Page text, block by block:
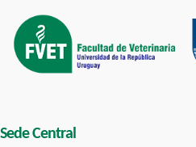
Sede Central